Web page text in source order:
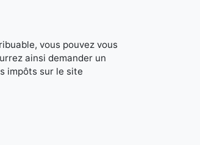
vous pouvez vous
ainsi demander un
impôts sur le site